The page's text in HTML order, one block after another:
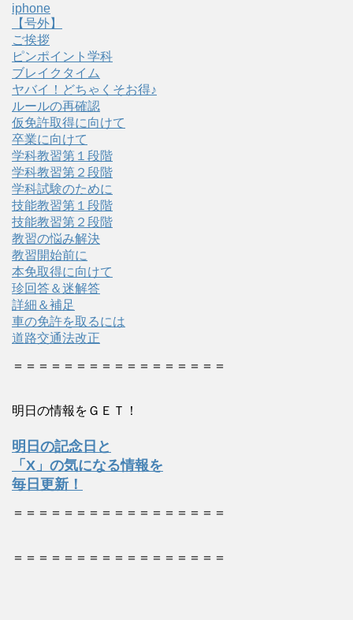
iphone
【号外】
ご挨拶
ピンポイント学科
ブレイクタイム
ヤバイ！どちゃくそお得♪
ルールの再確認
仮免許取得に向けて
卒業に向けて
学科教習第１段階
学科教習第２段階
学科試験のために
技能教習第１段階
技能教習第２段階
教習の悩み解決
教習開始前に
本免取得に向けて
珍回答＆迷解答
詳細＆補足
車の免許を取るには
道路交通法改正
＝＝＝＝＝＝＝＝＝＝＝＝＝＝＝＝＝
明日の情報をＧＥＴ！
明日の記念日と
「X」の気になる情報を
毎日更新！
＝＝＝＝＝＝＝＝＝＝＝＝＝＝＝＝＝
＝＝＝＝＝＝＝＝＝＝＝＝＝＝＝＝＝